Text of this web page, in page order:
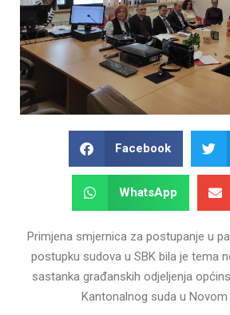
Facebook
WhatsApp
Primjena smjernica za postupanje u
postupku sudova u SBK bila je tema
sastanka građanskih odjeljenja
Kantonalnog suda u Novom